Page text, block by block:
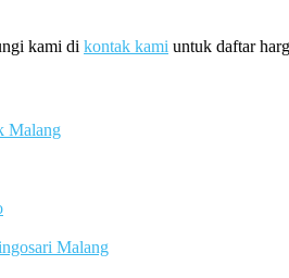
kami di kontak kami untuk daftar
Malang
Malang